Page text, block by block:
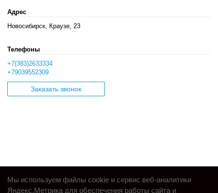
Адрес
Новосибирск, Краузе, 23
Телефоны
+7(383)2633334
+79039552309
Заказать звонок
Мы используем файлы cookie и сервис веб-аналитики
Яндекс.Метрика для обеспечения работы сайта и